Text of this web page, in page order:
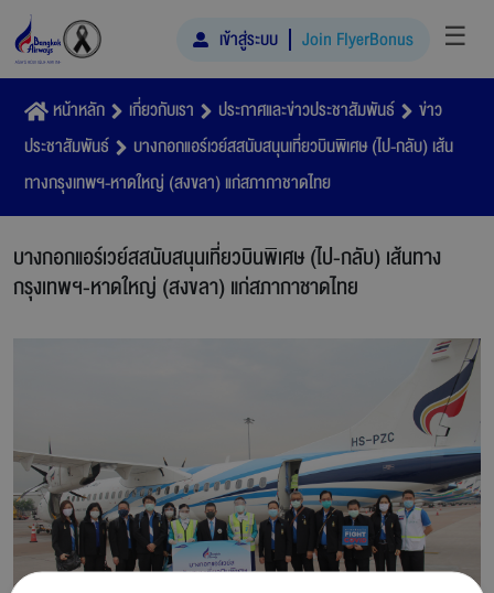
เข้าสู่ระบบ Join FlyerBonus ☰
หน้าหลัก เกี่ยวกับเรา ประกาศและข่าวประชาสัมพันธ์
ข่าว
ประชาสัมพันธ์
บางกอกแอร์เวย์สสนับสนุนเที่ยวบินพิเศษ (ไป-กลับ) เส้น
ทางกรุงเทพฯ-หาดใหญ่ (สงขลา) แก่สภากาชาดไทย
บางกอกแอร์เวย์สสนับสนุนเที่ยวบินพิเศษ (ไป-กลับ) เส้นทาง
กรุงเทพฯ-หาดใหญ่ (สงขลา) แก่สภากาชาดไทย